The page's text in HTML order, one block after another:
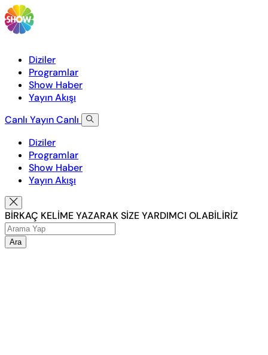
Diziler
Programlar
Show Haber
Yayın Akışı
Canlı YayınCanlı
Diziler
Programlar
Show Haber
Yayın Akışı
BİRKAÇ KELİME YAZARAK SİZE YARDIMCI OLABİLİRİZ
Ara